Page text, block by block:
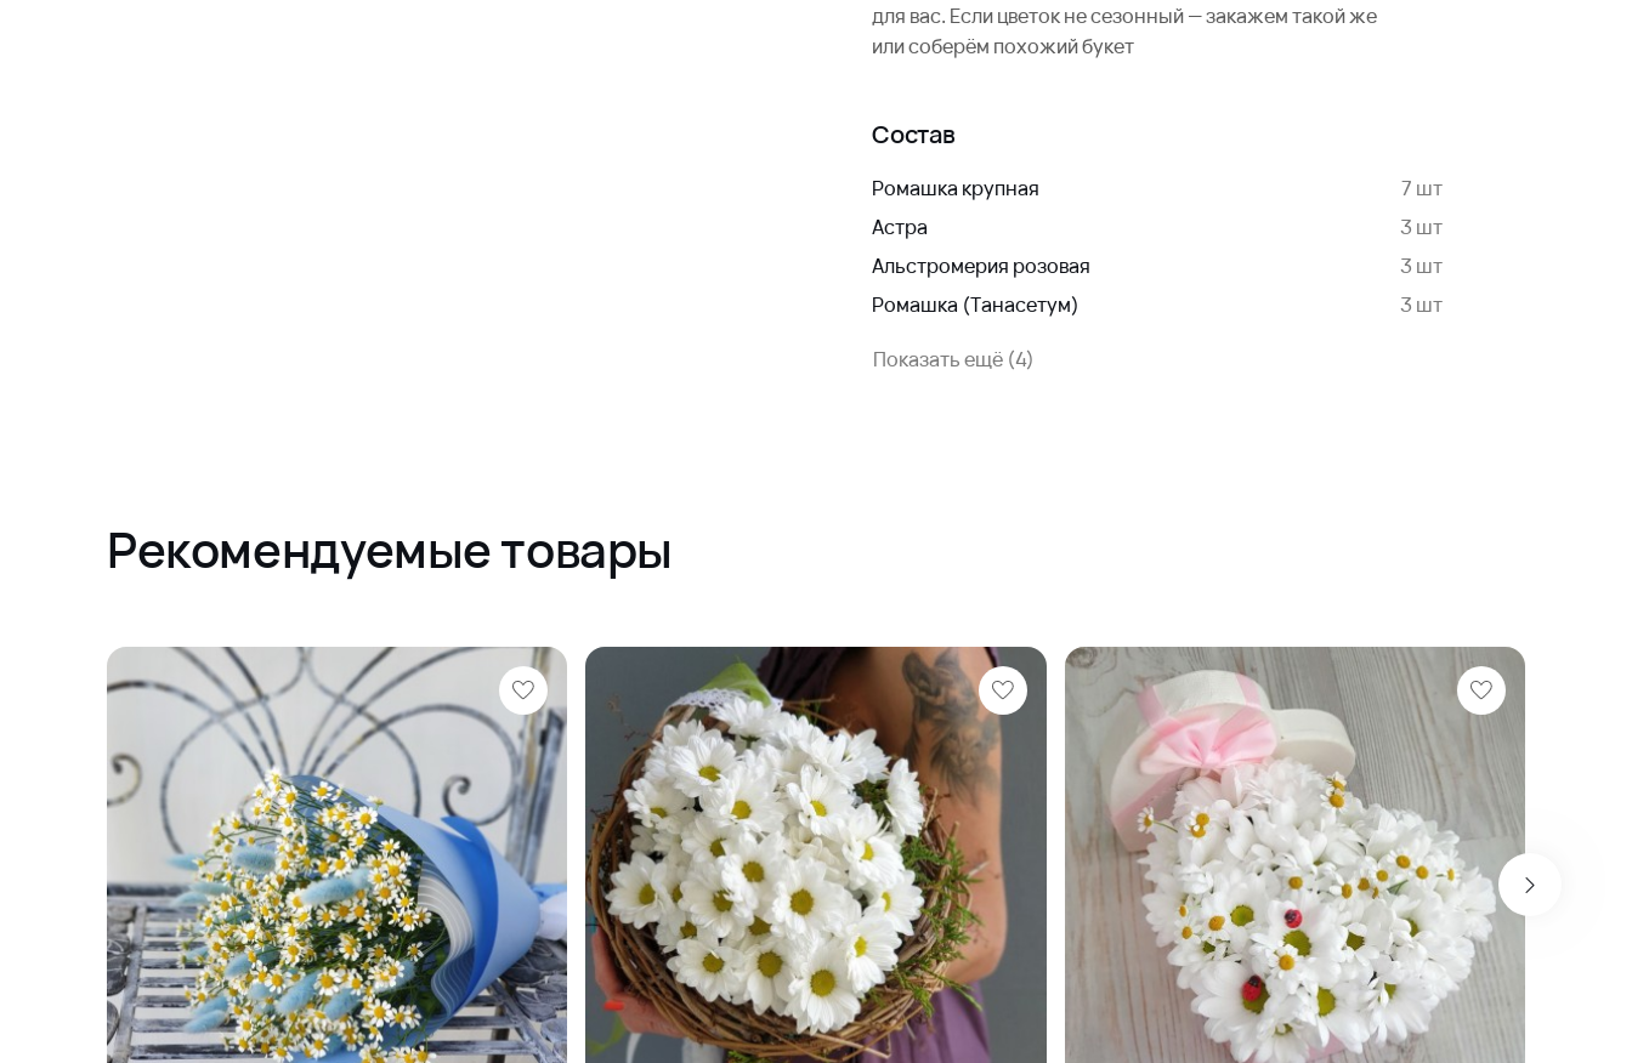
для вас. Если цветок не сезонный — закажем такой же
или соберём похожий букет
Состав
Ромашка крупная
7 шт
Астра
3 шт
Альстромерия розовая
3 шт
Ромашка (Танасетум)
3 шт
Показать ещё (4)
Рекомендуемые товары